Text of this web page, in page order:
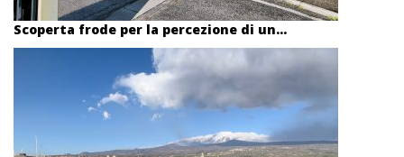
Scoperta frode per la percezione di un...